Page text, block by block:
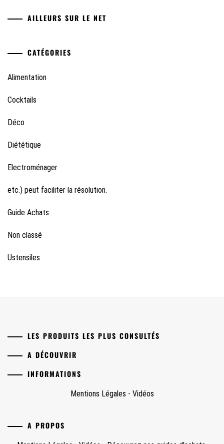
AILLEURS SUR LE NET
CATÉGORIES
Alimentation
Cocktails
Déco
Diététique
Electroménager
etc.) peut faciliter la résolution.
Guide Achats
Non classé
Ustensiles
LES PRODUITS LES PLUS CONSULTÉS
A DÉCOUVRIR
INFORMATIONS
Mentions Légales - Vidéos
A PROPOS